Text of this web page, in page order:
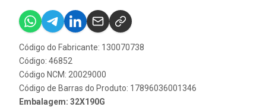
Código do Fabricante: 130070738
Código: 46852
Código NCM: 20029000
Código de Barras do Produto: 17896036001346
Embalagem: 32X190G